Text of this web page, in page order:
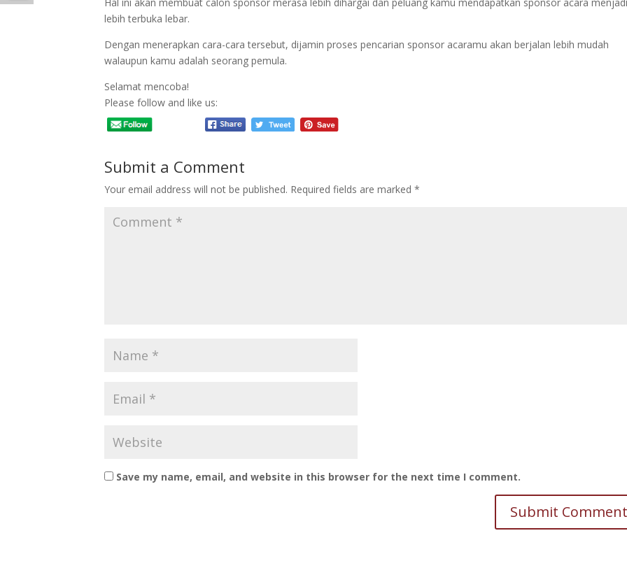
lebih terbuka lebar.
Dengan menerapkan cara-cara tersebut, dijamin proses pencarian sponsor acaramu akan berjalan lebih mudah
walaupun kamu adalah seorang pemula.
Selamat mencoba!
Please follow and like us:
Submit a Comment
Your email address will not be published. Required fields are marked*
Save my name, email, and website in this browser for the next time I comment.